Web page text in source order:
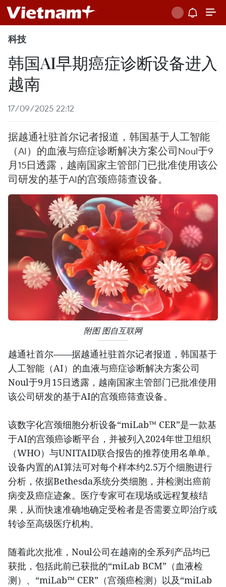
科技
韩国AI早期癌症诊断设备进入
越南
17/09/2025 22:12
据越通社驻首尔记者报道，韩国基于人工智能
（AI）的血液与癌症诊断解决方案公司Noul于9
月15日透露，越南国家主管部门已批准使用该公
司研发的基于AI的宫颈癌筛查设备。
附图 图自互联网
越通社首尔——据越通社驻首尔记者报道，韩国基于
人工智能（AI）的血液与癌症诊断解决方案公司
Noul于9月15日透露，越南国家主管部门已批准使用
该公司研发的基于AI的宫颈癌筛查设备。
该数字化宫颈细胞分析设备“miLab™ CER”是一款基
于AI的宫颈癌诊断平台，并被列入2024年世卫组织
（WHO）与UNITAID联合报告的推荐使用名单单。
设备内置的AI算法可对每个样本约2.5万个细胞进行
分析，依据Bethesda系统分类细胞，并检测出癌前
病变及癌症迹象。医疗专家可在现场或远程复核结
果，从而快速准确地确定受检者是否需要立即治疗或
转诊至高级医疗机构。
随着此次批准，Noul公司在越南的全系列产品均已
获批，包括此前已获批的“miLab BCM”（血液检
测）、“miLab™ CER”（宫颈癌检测）以及“miLab